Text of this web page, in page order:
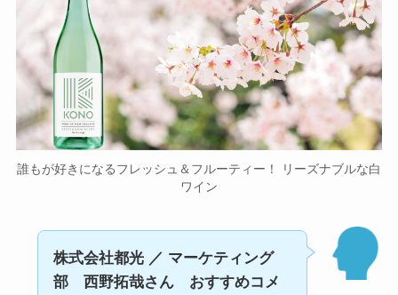
誰もが好きになるフレッシュ＆フルーティー！ リーズナブルな白
ワイン
株式会社都光 ／ マーケティング
部 西野拓哉さん おすすめコメ